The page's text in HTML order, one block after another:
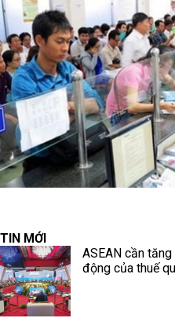
TIN MỚI
ASEAN cần
động của thuế